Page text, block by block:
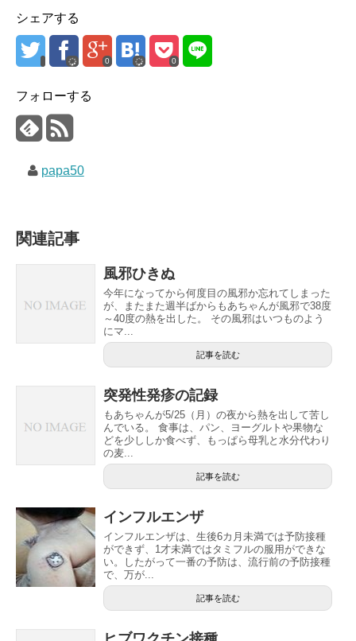
シェアする
0 0
フォローする
papa50
関連記事
風邪ひきぬ
今年になってから何度目の風邪か忘れてしまった
が、またまた週半ばからもあちゃんが風邪で38度
～40度の熱を出した。 その風邪はいつものよう
にマ...
記事を読む
突発性発疹の記録
もあちゃんが5/25（月）の夜から熱を出して苦し
んでいる。 食事は、パン、ヨーグルトや果物な
どを少ししか食べず、もっぱら母乳と水分代わり
の麦...
記事を読む
インフルエンザ
インフルエンザは、生後6カ月未満では予防接種
ができず、1才未満ではタミフルの服用ができな
い。したがって一番の予防は、流行前の予防接種
で、万が...
記事を読む